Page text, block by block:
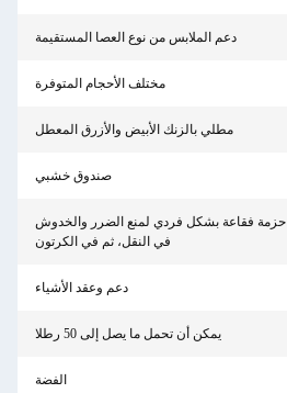
دعم الملابس من نوع العصا المستقيمة
مختلف الأحجام المتوفرة
مطلي بالزنك الأبيض والأزرق المعطل
صندوق خشبي
حزمة فقاعة بشكل فردي لمنع الضرر والخدوش
في النقل، ثم في الكرتون
دعم وعقد الأشياء
يمكن أن تحمل ما يصل إلى 50 رطلا
الفضة